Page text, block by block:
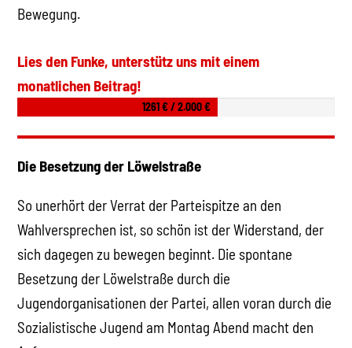
Bewegung.
Lies den Funke, unterstütz uns mit einem
monatlichen Beitrag!
1261 € / 2.000 €
Die Besetzung der Löwelstraße
So unerhört der Verrat der Parteispitze an den
Wahlversprechen ist, so schön ist der Widerstand, der
sich dagegen zu bewegen beginnt. Die spontane
Besetzung der Löwelstraße durch die
Jugendorganisationen der Partei, allen voran durch die
Sozialistische Jugend am Montag Abend macht den